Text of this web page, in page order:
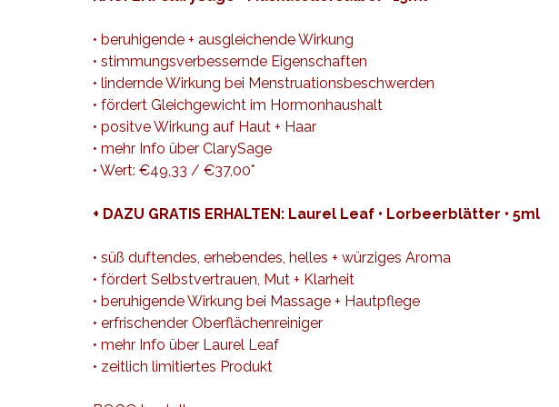
• beruhigende + ausgleichende Wirkung
• stimmungsverbessernde Eigenschaften
• lindernde Wirkung bei Menstruationsbeschwerden
• fördert Gleichgewicht im Hormonhaushalt
• positve Wirkung auf Haut + Haar
• mehr Info über ClarySage
• Wert: €49,33 / €37,00*
+ DAZU GRATIS ERHALTEN: Laurel Leaf • Lorbeerblätter • 5ml
• süß duftendes, erhebendes, helles + würziges Aroma
• fördert Selbstvertrauen, Mut + Klarheit
• beruhigende Wirkung bei Massage + Hautpflege
• erfrischender Oberflächenreiniger
• mehr Info über Laurel Leaf
• zeitlich limitiertes Produkt